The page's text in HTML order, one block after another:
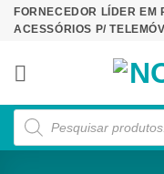
SkipFORNECEDOR LÍDER EM
ACESSÓRIOS P/
Products
search